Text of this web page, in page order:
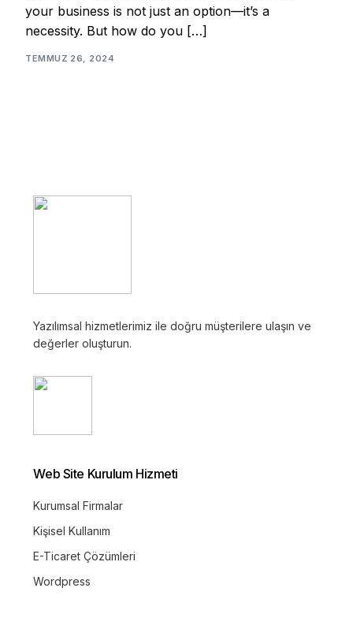
your business is not just an option—it’s a
necessity. But how do you […]
TEMMUZ 26, 2024
Yazılımsal hizmetlerimiz ile doğru müşterilere ulaşın ve
değerler oluşturun.
Web Site Kurulum Hizmeti
Kurumsal Firmalar
Kişisel Kullanım
E-Ticaret Çözümleri
Wordpress